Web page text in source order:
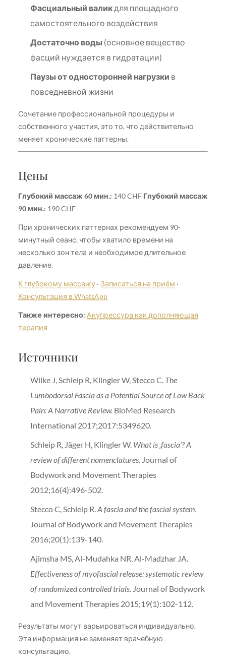
Фасциальный валик для площадного
самостоятельного воздействия
Достаточно воды (основное вещество
фасций нуждается в гидратации)
Паузы от односторонней нагрузки в
повседневной жизни
Сочетание профессиональной процедуры и
собственного участия, это то, что действительно
меняет хронические паттерны.
Цены
Глубокий массаж 60 мин.: 140 CHF Глубокий массаж
90 мин.: 190 CHF
При хронических паттернах рекомендуем 90-
минутный сеанс, чтобы хватило времени на
несколько зон тела и необходимое длительное
давление.
К глубокому массажу · Записаться на приём ·
Консультация в WhatsApp
Также интересно: Акупрессура как дополняющая
терапия
Источники
Wilke J, Schleip R, Klingler W, Stecco C. The
Lumbodorsal Fascia as a Potential Source of Low Back
Pain: A Narrative Review. BioMed Research
International 2017;2017:5349620.
Schleip R, Jäger H, Klingler W. What is ‚fascia‘? A
review of different nomenclatures. Journal of
Bodywork and Movement Therapies
2012;16(4):496-502.
Stecco C, Schleip R. A fascia and the fascial system.
Journal of Bodywork and Movement Therapies
2016;20(1):139-140.
Ajimsha MS, Al-Mudahka NR, Al-Madzhar JA.
Effectiveness of myofascial release: systematic review
of randomized controlled trials. Journal of Bodywork
and Movement Therapies 2015;19(1):102-112.
Результаты могут варьироваться индивидуально.
Эта информация не заменяет врачебную
консультацию.